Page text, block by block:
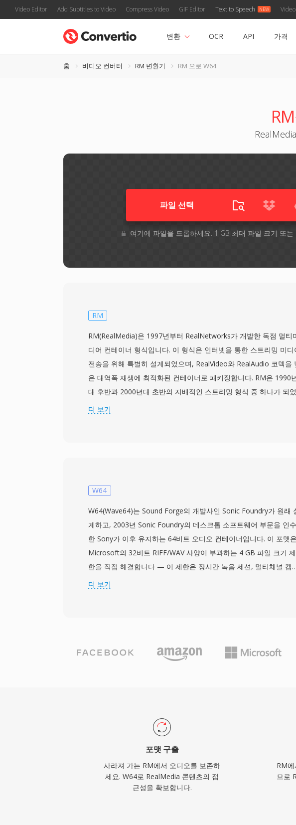
Video Editor Add Subtitles to Video Compress Video GIF Editor Text to Speech
변환 OCR API 가격
홈 비디오 컨버터 RM 변환기 RM 으로 W64
파일 선택
여기에 파일을 드롭하세요. 1 GB 최대 파일 크기 또는
RM
RM(RealMedia)은 1997년부터 RealNetworks가 개발한 독점 멀티
디어 컨테이너 형식입니다. 이 형식은 인터넷을 통한 스트리밍 미디
전송을 위해 특별히 설계되었으며, RealVideo와 RealAudio 코덱을
은 대역폭 재생에 최적화된 컨테이너로 패키징합니다. RM은 1990
대 후반과 2000년대 초반의 지배적인 스트리밍 형식 중 하나가 되었
으며, 당시 RealPlayer는 가장 널리 설치된 미디어 애플리케이션 중
용 가능한 대역폭에 따라 실시간으로 재생 품질을 조절하는
권 정보의 메타데이터를 지원하며, RealNetworks는 효율적인 네트
크 전달을 위해 RTSP와 PNA 스트리밍 프로토콜을 이 형식과 함께 개
발했습니다. RM의 압축은 당시로서는 인상적인 것으로 평가되었으
며, 경쟁 방식이 어려움을 겪던 20~30kbps의 낮은 비트레이트에서도
시청 가능한 비디오를 전달했습니다. RealMedia는 현대 스트리밍 기
술에 의해 대부분 대체되었지만, 최고 인기를 누리던 시절 RealMedia
더 보기
W64
W64(Wave64)는 Sound Forge의 개발사인 Sonic Foundry가 원래
계하고, 2003년 Sonic Foundry의 데스크톱 소프트웨어 부문을 인수
한 Sony가 이후 유지하는 64비트 오디오 컨테이너입니다. 이 포맷은
Microsoft의 32비트 RIFF/WAV 사양이 부과하는 4 GB 파일 크기 제
한을 직접 해결합니다 — 이 제한은 장시간 녹음 세션, 멀티채널 캡
높은 샘플레이트 프로덕션에서 문제가 됩니다. W64는 청크 식별자와
서트 녹음, 과학 데이터 수집에 적합합니다. Sound Forge, Audacity
및 기타 전문 디지털 오디오 워크스테이션이 네이티브 W64 지원을
더 보기
포맷 구출
사라져 가는 RM에서 오디오를 보존하
세요. W64로 RealMedia 콘텐츠의 접
근성을 확보합니다.
RM
므로